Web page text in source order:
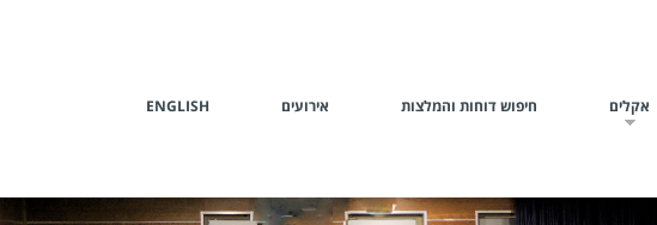
אקלים חיפוש דוחות והמלצות אירועים ENGLISH